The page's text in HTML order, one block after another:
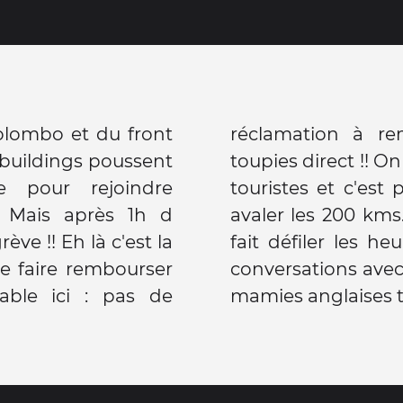
et du front
poussent
pour rejoindre
Mais après 1h d
!! Eh là c'est la
faire rembourser
ici : pas de
rend les 900
Taxi avec 4 autres
de voiture pour
derrière les vitres
ainsi que les
du rail dont 2
mamies anglaises